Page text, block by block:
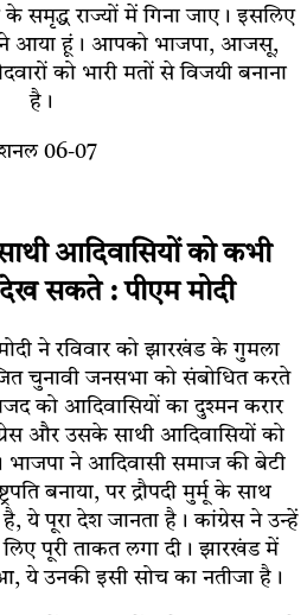
समृद्ध राज्यों में गिना जाए। इसलिए
आया हूं। आपको भाजपा, आजसू,
को भारी मतों से विजयी बनाना
है।
06-07
आदिवासियों को कभी
सकते : पीएम मोदी
मोदी ने रविवार को झारखंड के गुमला
चुनावी जनसभा को संबोधित करते
को आदिवासियों का दुश्मन करार
और उसके साथी आदिवासियों को
ने आदिवासी समाज की बेटी
बनाया, पर द्रौपदी मुर्मू के साथ
है, ये पूरा देश जानता है। कांग्रेस ने उन्हें
लिए पूरी ताकत लगा दी। झारखंड में
ये उनकी इसी सोच का नतीजा है।